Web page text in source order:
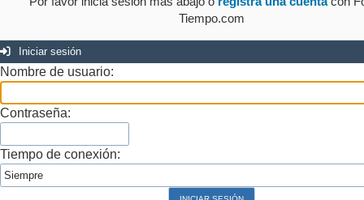
Tiempo.com
Iniciar sesión
Nombre de usuario:
Contraseña:
Tiempo de conexión: